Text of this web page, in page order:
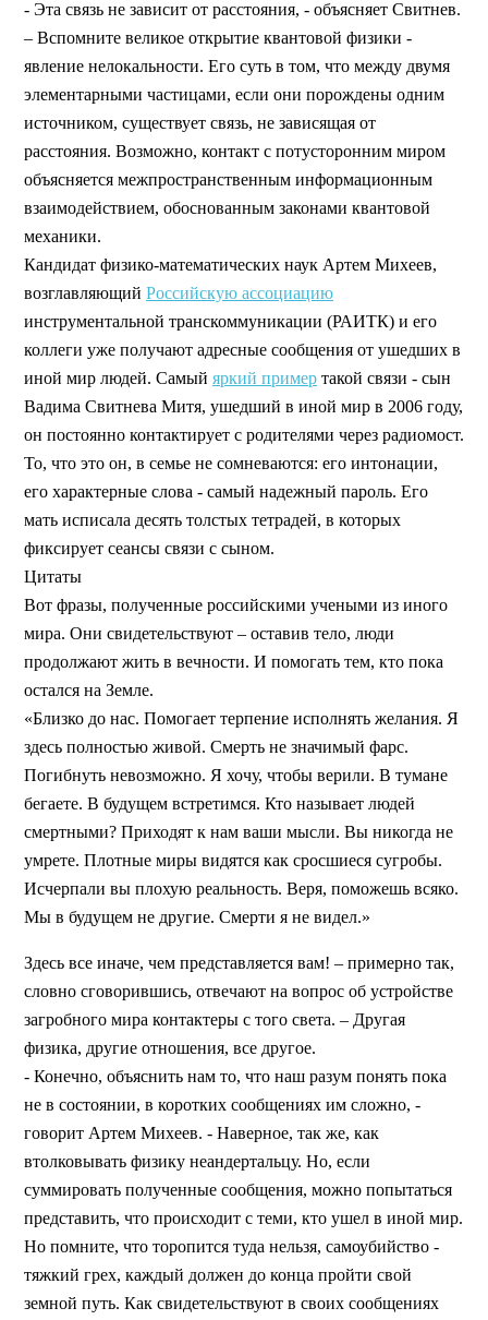
- Эта связь не зависит от расстояния, - объясняет Свитнев.
– Вспомните великое открытие квантовой физики -
явление нелокальности. Его суть в том, что между двумя
элементарными частицами, если они порождены одним
источником, существует связь, не зависящая от
расстояния. Возможно, контакт с потусторонним миром
объясняется межпространственным информационным
взаимодействием, обоснованным законами квантовой
механики.
Кандидат физико-математических наук Артем Михеев,
возглавляющий Российскую ассоциацию
инструментальной транскоммуникации (РАИТК) и его
коллеги уже получают адресные сообщения от ушедших в
иной мир людей. Самый яркий пример такой связи - сын
Вадима Свитнева Митя, ушедший в иной мир в 2006 году,
он постоянно контактирует с родителями через радиомост.
То, что это он, в семье не сомневаются: его интонации,
его характерные слова - самый надежный пароль. Его
мать исписала десять толстых тетрадей, в которых
фиксирует сеансы связи с сыном.
Цитаты
Вот фразы, полученные российскими учеными из иного
мира. Они свидетельствуют – оставив тело, люди
продолжают жить в вечности. И помогать тем, кто пока
остался на Земле.
«Близко до нас. Помогает терпение исполнять желания. Я
здесь полностью живой. Смерть не значимый фарс.
Погибнуть невозможно. Я хочу, чтобы верили. В тумане
бегаете. В будущем встретимся. Кто называет людей
смертными? Приходят к нам ваши мысли. Вы никогда не
умрете. Плотные миры видятся как сросшиеся сугробы.
Исчерпали вы плохую реальность. Веря, поможешь всяко.
Мы в будущем не другие. Смерти я не видел.»
Здесь все иначе, чем представляется вам! – примерно так,
словно сговорившись, отвечают на вопрос об устройстве
загробного мира контактеры с того света. – Другая
физика, другие отношения, все другое.
- Конечно, объяснить нам то, что наш разум понять пока
не в состоянии, в коротких сообщениях им сложно, -
говорит Артем Михеев. - Наверное, так же, как
втолковывать физику неандертальцу. Но, если
суммировать полученные сообщения, можно попытаться
представить, что происходит с теми, кто ушел в иной мир.
Но помните, что торопится туда нельзя, самоубийство -
тяжкий грех, каждый должен до конца пройти свой
земной путь. Как свидетельствуют в своих сообщениях